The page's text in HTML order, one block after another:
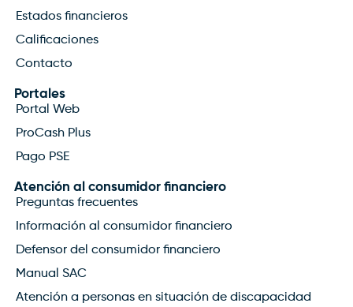
Estados financieros
Calificaciones
Contacto
Portales
Portal Web
ProCash Plus
Pago PSE
Atención al consumidor financiero
Preguntas frecuentes
Información al consumidor financiero
Defensor del consumidor financiero
Manual SAC
Atención a personas en situación de discapacidad